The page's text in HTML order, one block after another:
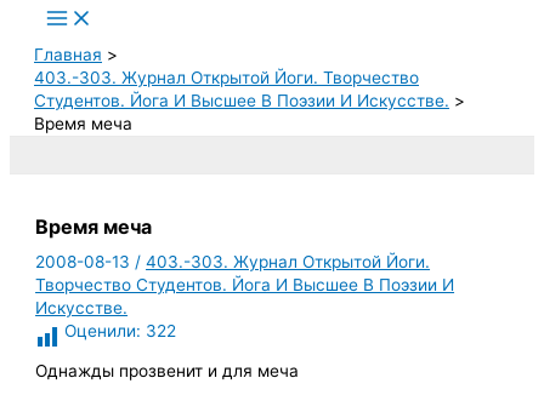
Main
Menu
Главная
403.-303. Журнал Открытой Йоги. Творчество
Студентов. Йога И Высшее В Поэзии И Искусстве.
Время меча
Время меча
2008-08-13/403.-303. Журнал Открытой Йоги.
Творчество Студентов. Йога И Высшее В Поэзии И
Искусстве.
Оценили: 322
Однажды прозвенит и для меча